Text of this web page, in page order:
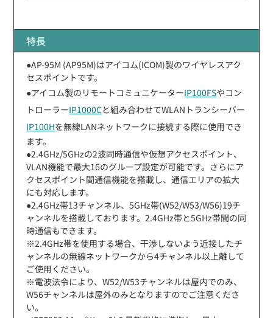
特長
●AP-95M (AP95M)はアイコム(ICOM)製のワイヤレスアク
セスポイントです。
●アイコム製のリモートコミュニケーターIP100FSやコン
トローラーIP1000Cと組み合わせてWLANトランシーバー
IP100Hを無線LANネットワークに接続する際に使用でき
ます。
●2.4GHz/5GHzの2波同時通信や仮想アクセスポイント、
VLAN機能で最大16のグループ設定が可能です。さらにア
クセスポイント間通信機能を搭載し、通信エリアの拡大
にも対応します。
●2.4GHz帯13チャンネル、5GHz帯(W52/W53/W56)19チ
ャンネルを搭載しております。2.4GHz帯と5GHz帯間の同
時通信もできます。
※2.4GHz帯を使用する場合、干渉しないよう近接したチ
ャンネルの無線ネットワークから4チャンネル以上離して
ご使用ください。
※電波法令により、W52/W53チャンネルは屋内でのみ、
W56チャンネルは屋外のみとなりますのでご注意くださ
い。